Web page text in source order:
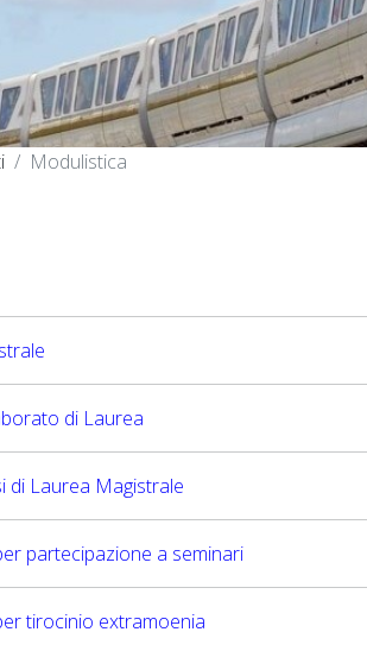
Modulistica
di Laurea
di Laurea Magistrale
partecipazione a seminari
tirocinio extramoenia